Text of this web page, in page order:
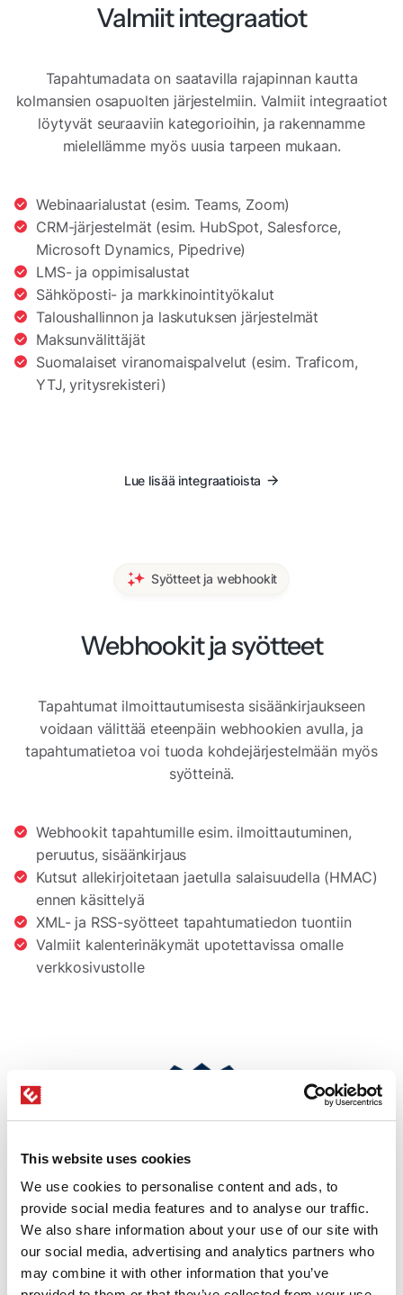
This website uses cookies
We use cookies to personalise content and ads, to
provide social media features and to analyse our traffic.
We also share information about your use of our site with
our social media, advertising and analytics partners who
may combine it with other information that you’ve
Valmiit integraatiot
Tapahtumadata on saatavilla rajapinnan kautta
kolmansien osapuolten järjestelmiin. Valmiit integraatiot
löytyvät seuraaviin kategorioihin, ja rakennamme
mielellämme myös uusia tarpeen mukaan.
Webinaarialustat (esim. Teams, Zoom)
CRM-järjestelmät (esim. HubSpot, Salesforce,
Microsoft Dynamics, Pipedrive)
LMS- ja oppimisalustat
Sähköposti- ja markkinointityökalut
Taloushallinnon ja laskutuksen järjestelmät
Maksunvälittäjät
Suomalaiset viranomaispalvelut (esim. Traficom,
YTJ, yritysrekisteri)
Lue lisää integraatioista
Syötteet ja webhookit
Webhookit ja syötteet
Tapahtumat ilmoittautumisesta sisäänkirjaukseen
voidaan välittää eteenpäin webhookien avulla, ja
tapahtumatietoa voi tuoda kohdejärjestelmään myös
syötteinä.
Webhookit tapahtumille esim. ilmoittautuminen,
peruutus, sisäänkirjaus
Kutsut allekirjoitetaan jaetulla salaisuudella (HMAC)
ennen käsittelyä
XML- ja RSS-syötteet tapahtumatiedon tuontiin
Valmiit kalenterinäkymät upotettavissa omalle
verkkosivustolle